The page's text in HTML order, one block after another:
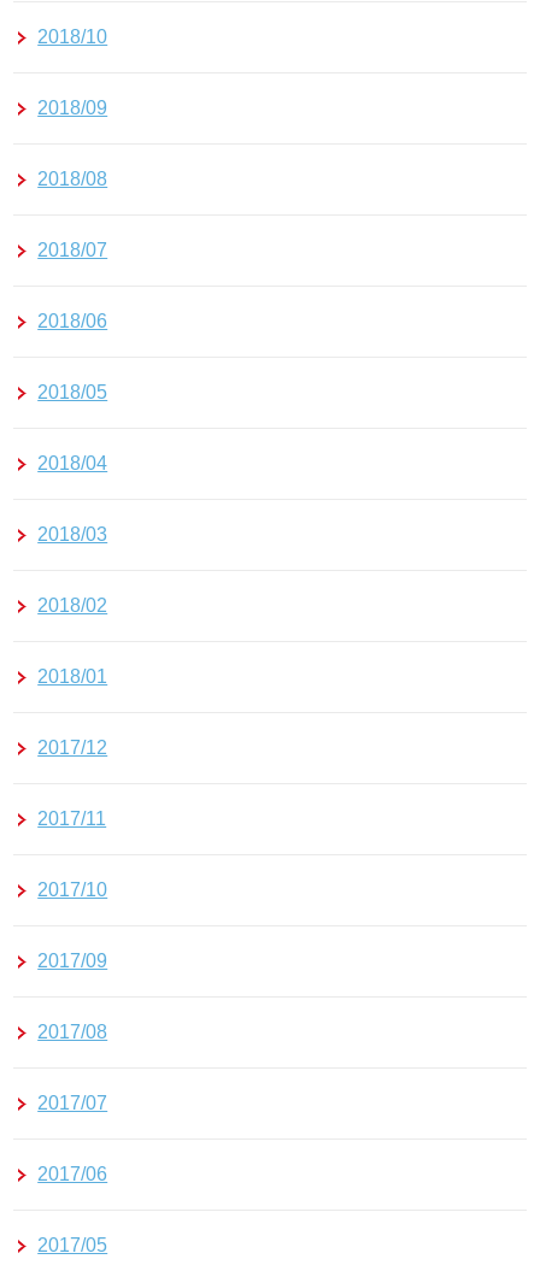
2018/10
2018/09
2018/08
2018/07
2018/06
2018/05
2018/04
2018/03
2018/02
2018/01
2017/12
2017/11
2017/10
2017/09
2017/08
2017/07
2017/06
2017/05